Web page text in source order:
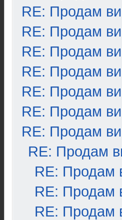
RE: Продам
RE: Продам
RE: Продам
RE: Продам
RE: Продам
RE: Продам
RE: Продам
RE: Продам
RE: Продам
RE: Продам
RE: Продам